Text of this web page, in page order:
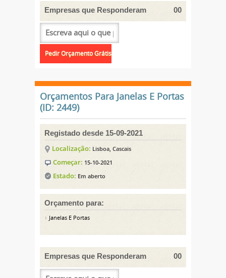
Empresas que Responderam 00
Orçamentos Para Janelas E Portas
(ID: 2449)
Registado desde 15-09-2021
Localização: Lisboa, Cascais
Começar: 15-10-2021
Estado: Em aberto
Orçamento para:
Janelas E Portas
Empresas que Responderam 00